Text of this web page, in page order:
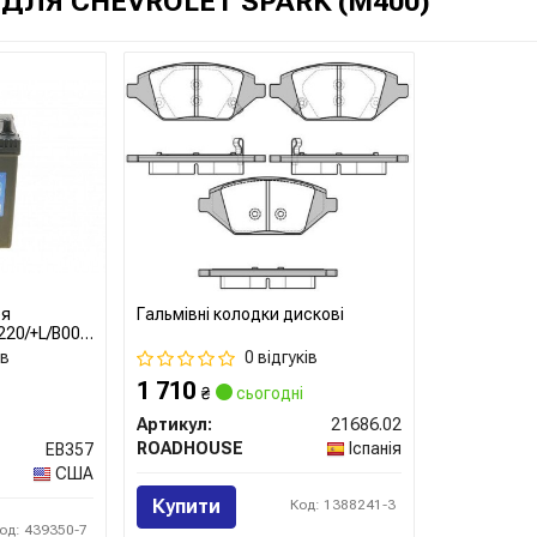
+L/B00)
EB357
США
439350-7
Гальмівні колодки дискові
0 відгуків
1 710 ₴
сьогодні
Артикул:
21686.02
ROADHOUSE
Іспанія
Купити Код: 1388241-3